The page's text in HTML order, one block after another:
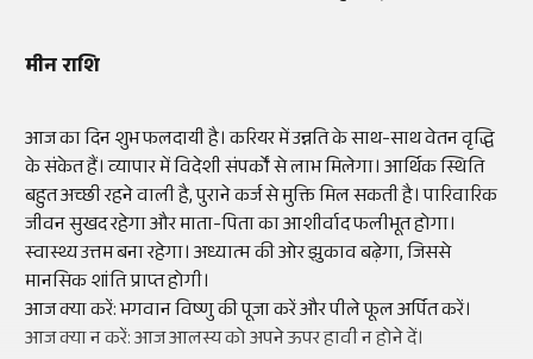
मीन राशि
आज का दिन शुभ फलदायी है। करियर में उन्नति के साथ-साथ वेतन वृद्धि
के संकेत हैं। व्यापार में विदेशी संपर्कों से लाभ मिलेगा। आर्थिक स्थिति
बहुत अच्छी रहने वाली है, पुराने कर्ज से मुक्ति मिल सकती है। पारिवारिक
जीवन सुखद रहेगा और माता-पिता का आशीर्वाद फलीभूत होगा।
स्वास्थ्य उत्तम बना रहेगा। अध्यात्म की ओर झुकाव बढ़ेगा, जिससे
मानसिक शांति प्राप्त होगी।
आज क्या करें: भगवान विष्णु की पूजा करें और पीले फूल अर्पित करें।
आज क्या न करें: आज आलस्य को अपने ऊपर हावी न होने दें।